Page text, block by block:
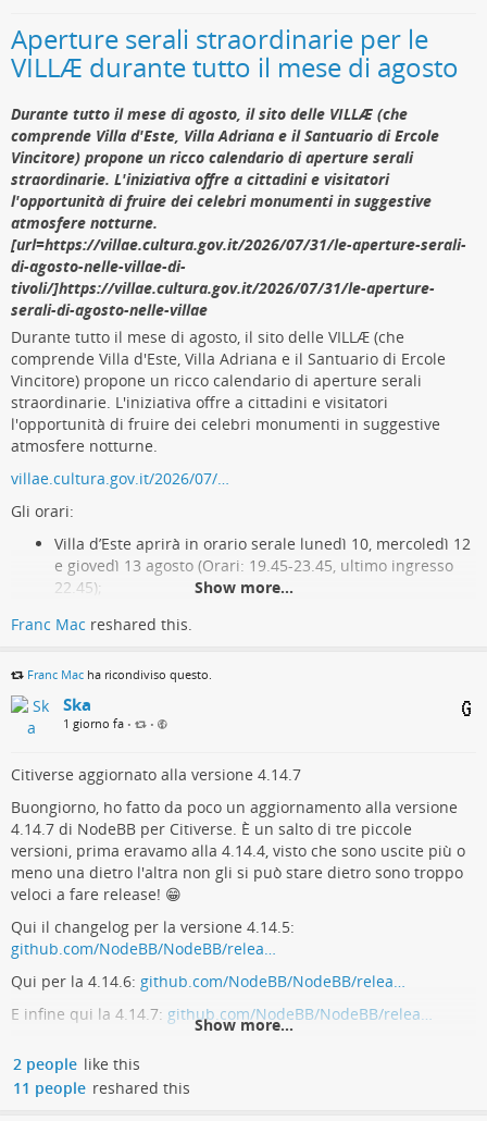
di circa 26,6 milioni di persone.
Cosa devono fare subito gli operatori
Le raccomandazioni congiunte di FBI, EPA e CISA per il settore
idrico sono immediate e concrete: scollegare i PLC dall’accesso
diretto a internet, sostituendo la connettività cellulare non
protetta con VPN dedicate e autenticazione a più fattori dove
l’accesso remoto resta necessario; cambiare tutte le password
predefinite o deboli, dato che una quota significativa dei
dispositivi compromessi utilizzava credenziali banali;
confrontare i file di progetto dei PLC in produzione con backup
offline noti per individuare eventuali discrepanze nella logica
ladder, che possono persistere anche dopo un reset delle
password; impostare fisicamente i selettori a chiave dei
controllori in modalità “Run”, che blocca la modifica remota
della logica anche in caso di compromissione di rete; e
pianificare la sostituzione dei dispositivi a fine vita come le
serie MicroLogix 1100/1400, che potrebbero non ricevere più
Un dettaglio da non sottovalutare riguarda i fornitori di servizi
gestiti: l’avviso FBI segnala che configurazioni di rete replicate
da uno stesso managed service provider su più clienti possono
moltiplicare il successo di un singolo attacco su decine di
impianti diversi — un rischio di supply chain che le utility
raramente hanno la capacità di verificare da sole.
Indicatori tecnici e riferimenti
Dispositivi presi di mira:
Rockwell Automation Allen-Bradley MicroLogix 1100
Rockwell Automation Allen-Bradley MicroLogix 1400
Tecnica osservata:
Accesso remoto diretto a PLC esposti su internet
Modifica di IP e password del dispositivo
Alterazione dei file di progetto / logica ladder
Soppressione di allarmi e monitoraggio
Attore sospettato:
CyberAv3ngers / cluster IRGC-CEC (attribuzione non
confermata da FBI)
Possibile operazione false flag in corso di verifi
Riferimenti ufficiali:
Aperture serali straordinarie per le
VILLÆ durante tutto il mese di agosto
Durante tutto il mese di agosto, il sito delle VILLÆ (che
comprende Villa d'Este, Villa Adriana e il Santuario di Ercole
Vincitore) propone un ricco calendario di aperture serali
straordinarie. L'iniziativa offre a cittadini e visitatori
l'opportunità di fruire dei celebri monumenti in suggestive
atmosfere notturne.
[url=https://villae.cultura.gov.it/2026/07/31/le-aperture-serali-
di-agosto-nelle-villae-di-
tivoli/]https://villae.cultura.gov.it/2026/07/31/le-aperture-
serali-di-agosto-nelle-villae
Durante tutto il mese di agosto, il sito delle VILLÆ (che
comprende Villa d'Este, Villa Adriana e il Santuario di Ercole
Vincitore) propone un ricco calendario di aperture serali
straordinarie. L'iniziativa offre a cittadini e visitatori
l'opportunità di fruire dei celebri monumenti in suggestive
atmosfere notturne.
villae.cultura.gov.it/2026/07/…
Gli orari:
Villa d’Este aprirà in orario serale lunedì 10, mercoledì 12
e giovedì 13 agosto (Orari: 19.45-23.45, ultimo ingresso
22.45);
Ferragosto, e sabato 29 agosto (Orari: 19.30-23.30, ultimo
il Santuario di Ercole Vincitore sarà visitabile sabato 1 e
sabato 8 agosto (19.00-23.00, ultimo ingresso 22.00).
Gli ingressi serali sono previsti con il biglietto ordinario e
Villæ Pass”.
Le aperture serali di agosto nelle VILLÆ di Tivoli. -
Villa Adriana e Villa d'Este
Le aperture serali di agosto 2026 nelle VILLÆ di Tivoli (Roma). Villa
Adriana, Villa d'Este e Santuario di Ercole Vincitore.
Annamaria Stefani (Villa Adriana e Villa d'Este)
Show more...
Franc Mac reshared this.
Franc Mac ha ricondiviso questo.
Ska
1 giorno fa • •
Citiverse aggiornato alla versione 4.14.7
Buongiorno, ho fatto da poco un aggiornamento alla versione
4.14.7 di NodeBB per Citiverse. È un salto di tre piccole
versioni, prima eravamo alla 4.14.4, visto che sono uscite più o
meno una dietro l'altra non gli si può stare dietro sono troppo
veloci a fare release! 😁
Qui il changelog per la versione 4.14.5:
github.com/NodeBB/NodeBB/relea…
Qui per la 4.14.6: github.com/NodeBB/NodeBB/relea…
E infine qui la 4.14.7: github.com/NodeBB/NodeBB/relea…
Release v4.14.5 · NodeBB/NodeBB
Show more...
2 people like this
11 people reshared this